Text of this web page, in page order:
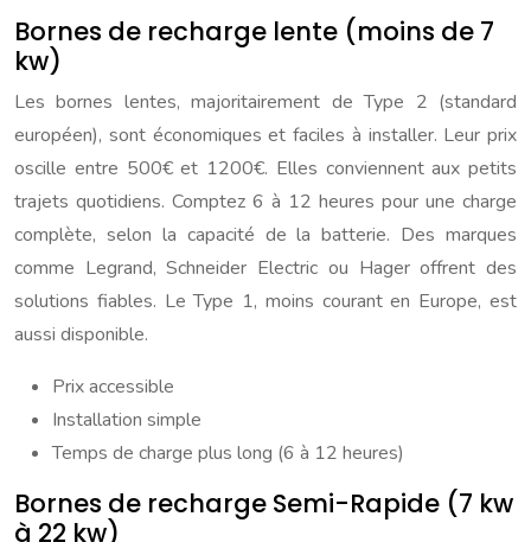
Bornes de recharge lente (moins de 7
kw)
Les bornes lentes, majoritairement de Type 2 (standard
européen), sont économiques et faciles à installer. Leur prix
oscille entre 500€ et 1200€. Elles conviennent aux petits
trajets quotidiens. Comptez 6 à 12 heures pour une charge
complète, selon la capacité de la batterie. Des marques
comme Legrand, Schneider Electric ou Hager offrent des
solutions fiables. Le Type 1, moins courant en Europe, est
aussi disponible.
Prix accessible
Installation simple
Temps de charge plus long (6 à 12 heures)
Bornes de recharge Semi-Rapide (7 kw
à 22 kw)